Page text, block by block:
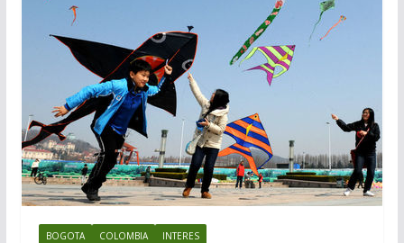
BOGOTA COLOMBIA INTERES